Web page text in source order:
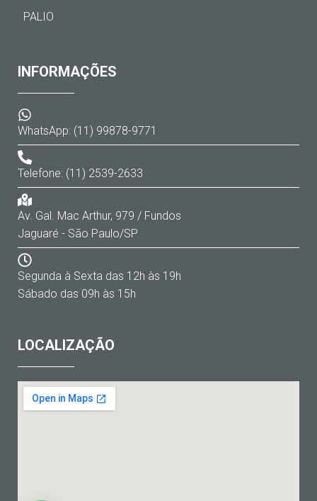
PALIO
INFORMAÇÕES
WhatsApp: (11) 99878-9771
Telefone: (11) 2539-2633
Av. Gal. Mac Arthur, 979 / Fundos
Jaguaré - São Paulo/SP
Segunda à Sexta das 12h às 19h
Sábado das 09h às 15h
LOCALIZAÇÃO